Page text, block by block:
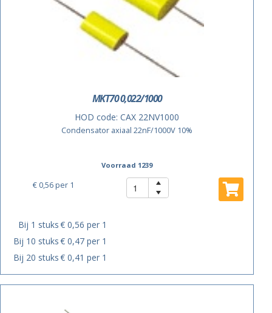
MKT70 0,022/1000
HOD code: CAX 22NV1000
Condensator axiaal 22nF/1000V 10%
Voorraad 1239
€ 0,56per 1
Bij 1 stuks€ 0,56 per 1
Bij 10 stuks€ 0,47 per 1
Bij 20 stuks€ 0,41 per 1